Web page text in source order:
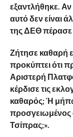
εξαντλήθηκε. Αν
αυτό δεν είναι
της ΔΕΘ πέρασε
Ζήτησε καθαρή
προκύπτει ότι
Αριστερή
κέρδισε τις
καθαρός; Ή
προσγειωμένος
Τσίπρας;».